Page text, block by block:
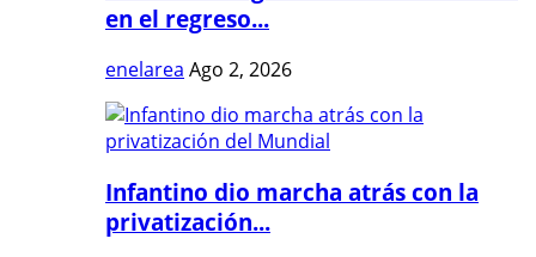
en el regreso...
enelarea Ago 2, 2026
Infantino dio marcha atrás con la
privatización...